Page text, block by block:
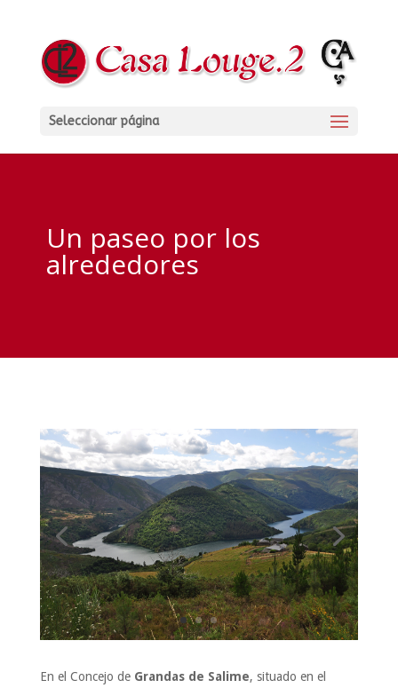
Seleccionar página
Un paseo por los
alrededores
En el Concejo deGrandas de Salime, situado en el